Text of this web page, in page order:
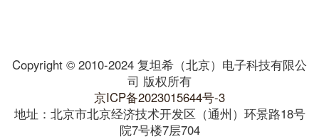
Copyright © 2010-2024 复坦希（北京）电子科技有限公
司 版权所有
京ICP备2023015644号-3
地址：北京市北京经济技术开发区（通州）环景路18号
院7号楼7层704